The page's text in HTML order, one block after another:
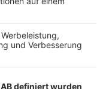
eines SSL-